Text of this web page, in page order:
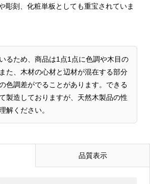
彫刻、化粧単板としても重宝されていま
るため、商品は1点1点に色調や木目の
た、木材の心材と辺材が混在する部分
色調差がでることがあります。できる
製造しておりますが、天然木製品の性
解ください。
品質表示